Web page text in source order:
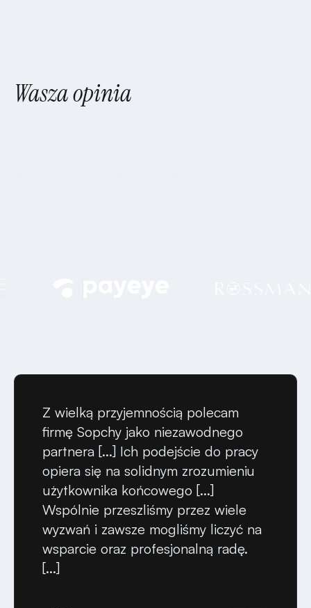
Wasza opinia
Z wielką przyjemnością polecam
firmę Sopchy jako niezawodnego
partnera [...] Ich podejście do pracy
opiera się na solidnym zrozumieniu
użytkownika końcowego [...]
Wspólnie przeszliśmy przez wiele
wyzwań i zawsze mogliśmy liczyć na
wsparcie oraz profesjonalną radę.
[...]